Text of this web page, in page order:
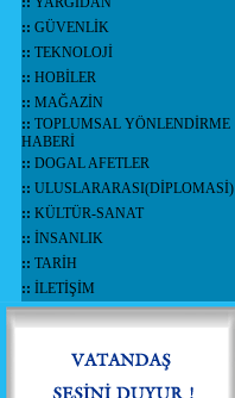
:: GÜVENLİK
:: TEKNOLOJİ
:: HOBİLER
:: MAĞAZİN
:: TOPLUMSAL YÖNLENDİRME
HABERİ
:: DOGAL AFETLER
:: ULUSLARARASI(DİPLOMASİ)
:: KÜLTÜR-SANAT
:: İNSANLIK
:: TARİH
:: İLETİŞİM